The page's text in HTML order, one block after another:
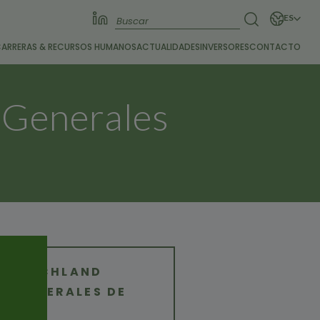
ES
& RECURSOS HUMANOSACTUALIDADESINVERSORESCONTACTO
GENERALES DE